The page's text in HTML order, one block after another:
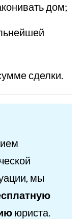
дом;
сделки.
мы
юриста.